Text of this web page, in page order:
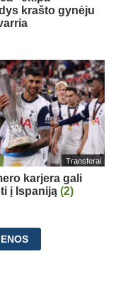
krašto gynėju
Transferai
karjera gali
į Ispaniją (2)